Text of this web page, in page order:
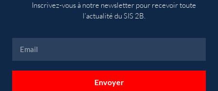
Inscrivez-vous à notre newsletter pour recevoir toute
l’actualité du SIS 2B.
Envoyer